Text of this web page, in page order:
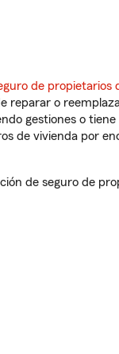
de propietarios
reparar o
gestiones o
de vivienda por
de seguro de